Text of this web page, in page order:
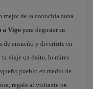
mejor de la conocida zona
a Vigo para degustar su
de ensueño y divertirte en
tu viaje un éxito, lo mires
pueblo en medio de
regala al visitante un